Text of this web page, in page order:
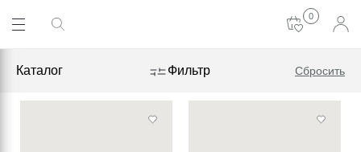
0
Каталог Фильтр Сбросить